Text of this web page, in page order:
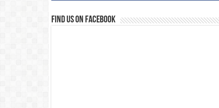
Find us on Facebook